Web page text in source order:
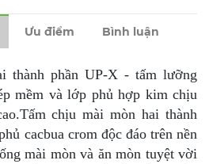
Ưu điểm Bình luận
thành phần UP-X - tấm lưỡng
mềm và lớp phủ hợp kim chịu
chịu mài mòn hai thành
cacbua crom độc đáo trên nền
mài mòn và ăn mòn tuyệt vời